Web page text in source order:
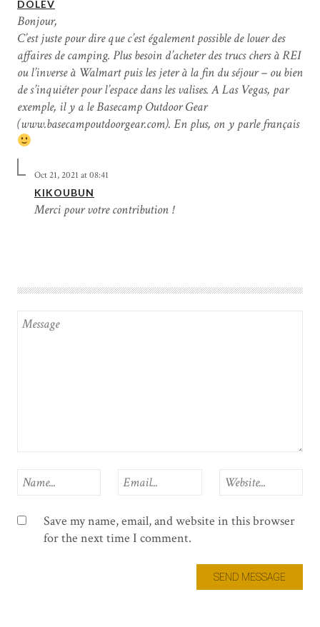
DOLEV
Bonjour,
C’est juste pour dire que c’est également possible de louer des
affaires de camping. Plus besoin d’acheter des trucs chers à REI
ou l’inverse à Walmart puis les jeter à la fin du séjour – ou bien
de s’inquiéter pour l’espace dans les valises. A Las Vegas, par
exemple, il y a le Basecamp Outdoor Gear
(www.basecampoutdoorgear.com). En plus, on y parle français
Oct 21, 2021 at 08:41
KIKOUBUN
Merci pour votre contribution !
Save my name, email, and website in this browser
for the next time I comment.